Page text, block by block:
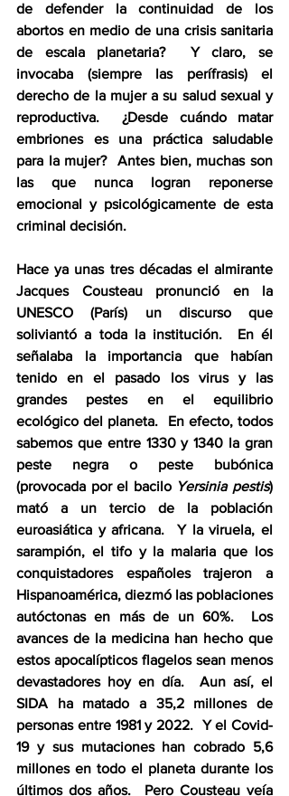
de defender la continuidad de los
abortos en medio de una crisis sanitaria
de escala planetaria?  Y claro, se
invocaba (siempre las perífrasis) el
derecho de la mujer a su salud sexual y
reproductiva.  ¿Desde cuándo matar
embriones es una práctica saludable
para la mujer?  Antes bien, muchas son
las que nunca logran reponerse
emocional y psicológicamente de esta
criminal decisión.
Hace ya unas tres décadas el almirante
Jacques Cousteau pronunció en la
UNESCO (París) un discurso que
soliviantó a toda la institución.  En él
señalaba la importancia que habían
tenido en el pasado los virus y las
grandes pestes en el equilibrio
ecológico del planeta.  En efecto, todos
sabemos que entre 1330 y 1340 la gran
peste negra o peste bubónica
(provocada por el bacilo Yersinia pestis)
mató a un tercio de la población
euroasiática y africana.  Y la viruela, el
sarampión, el tifo y la malaria que los
conquistadores españoles trajeron a
Hispanoamérica, diezmó las poblaciones
autóctonas en más de un 60%.  Los
avances de la medicina han hecho que
estos apocalípticos flagelos sean menos
devastadores hoy en día.  Aun así, el
SIDA ha matado a 35,2 millones de
personas entre 1981 y 2022.  Y el Covid-
19 y sus mutaciones han cobrado 5,6
millones en todo el planeta durante los
últimos dos años.  Pero Cousteau veía